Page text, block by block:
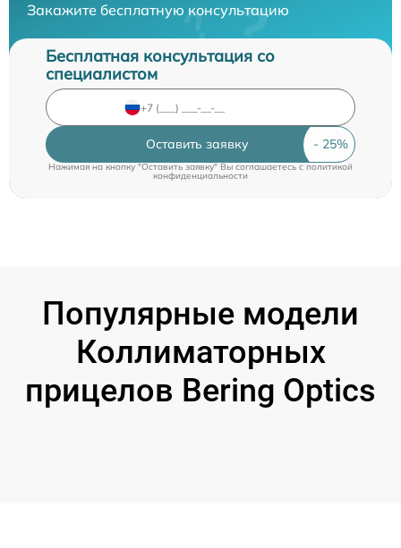
Закажите бесплатную консультацию
Бесплатная консультация со
специалистом
Оставить заявку
Нажимая на кнопку "Оставить заявку" Вы соглашаетесь c политикой
конфиденциальности
Популярные модели
Коллиматорных
прицелов Bering Optics